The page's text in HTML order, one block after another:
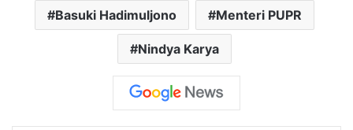
Basuki Hadimuljono Menteri PUPR
Nindya Karya